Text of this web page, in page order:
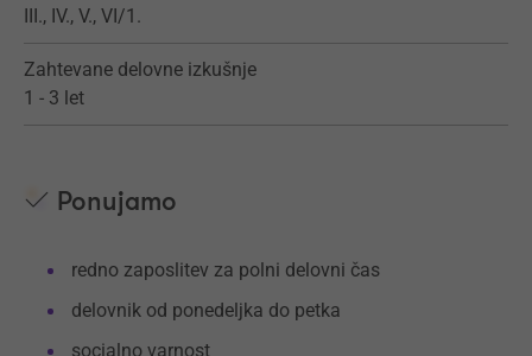
III., IV., V., VI/1.
Zahtevane delovne izkušnje
1 - 3 let
Ponujamo
redno zaposlitev za polni delovni čas
delovnik od ponedeljka do petka
socialno varnost